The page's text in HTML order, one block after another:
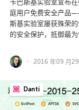
卡巴斯基实验室宣布
庭用户免费安全产品
斯基实验室屡获殊荣
的安全保护，抵御最为
2016 年09 月29
Danti